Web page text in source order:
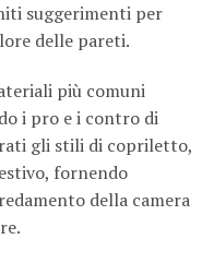
suggerimenti per
delle pareti.
più comuni
i pro e i contro di
gli stili di copriletto,
fornendo
della camera